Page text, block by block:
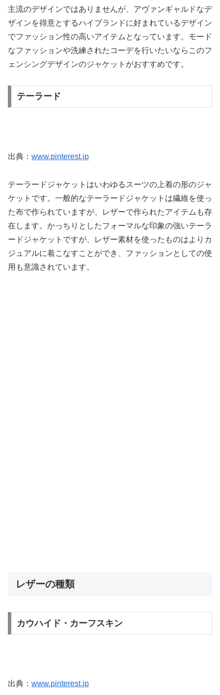
主流のデザインではありませんが、アヴァンギャルドなデ
ザインを得意とするハイブランドに好まれているデザイン
でファッション性の高いアイテムとなっています。モード
なファッションや洗練されたコーデを行いたいならこのフ
ェンシングデザインのジャケットがおすすめです。
テーラード
出典： www.pinterest.jp
テーラードジャケットはいわゆるスーツの上着の形のジャ
ケットです。一般的なテーラードジャケットは繊維を使っ
た布で作られていますが、レザーで作られたアイテムも存
在します。かっちりとしたフォーマルな印象の強いテーラ
ードジャケットですが、レザー素材を使ったものはよりカ
ジュアルに着こなすことができ、ファッションとしての使
用も意識されています。
レザーの種類
カウハイド・カーフスキン
出典： www.pinterest.jp